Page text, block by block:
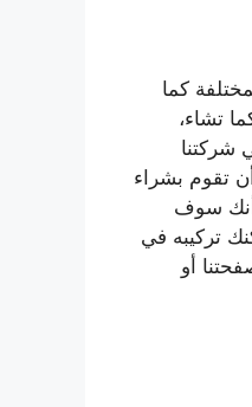
كما
تشاء،
شركتنا
تقوم بشراء
أنك سوف
تركيبه في
أو